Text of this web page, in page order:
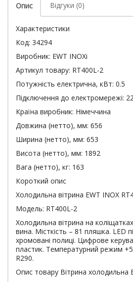
Опис Відгуки (0)
Характеристики
Код: 34294
Виробник: EWT INOXi
Артикул товару: RT400L-2
Потужність електрична, кВт: 0.5
Підключення до електромережі:
Країна виробник: Німеччина
Довжина (нетто), мм: 656
Ширина (нетто), мм: 653
Висота (нетто), мм: 1892
Вага (нетто), кг: 163
Короткий опис
Холодильна вітрина EWT INOX
Модель: RT400L-2
Холодильна вітрина на
вина. Місткість – 81 пляшка. LED
хромовані полиці. Цифрове
пластик. Температурний режим
R290.
Опис товару Вітрина холодильна